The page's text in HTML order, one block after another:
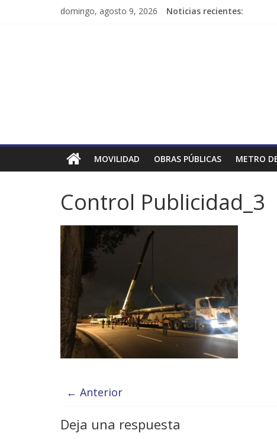
domingo, agosto 9, 2026 Noticias recientes:
MOVILIDAD OBRAS PÚBLICAS METRO
Control Publicidad_3
← Anterior
Deja una respuesta